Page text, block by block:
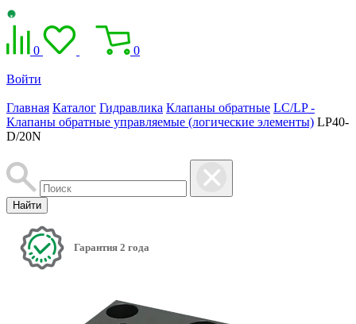
0 0
Войти
Главная Каталог Гидравлика Клапаны обратные LC/LP -
Клапаны обратные управляемые (логические элементы) LP40-
D/20N
Найти
Гарантия 2 года